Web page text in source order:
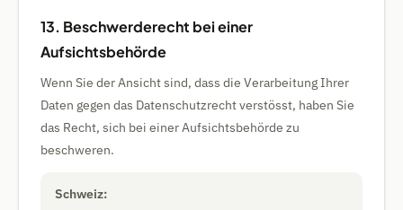
13. Beschwerderecht bei einer
Aufsichtsbehörde
Wenn Sie der Ansicht sind, dass die Verarbeitung Ihrer
Daten gegen das Datenschutzrecht verstösst, haben Sie
das Recht, sich bei einer Aufsichtsbehörde zu
beschweren.
Schweiz: